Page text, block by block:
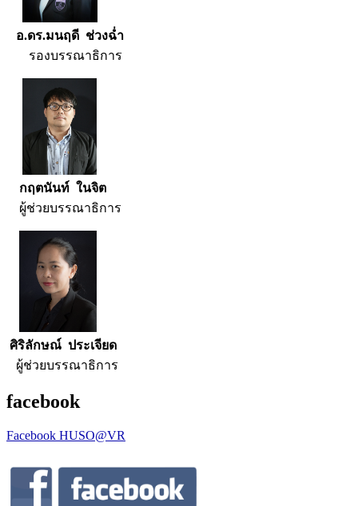
อ.ดร.มนฤดี ช่วงฉ่ำ
รองบรรณาธิการ
กฤตนันท์ ในจิต
ผู้ช่วยบรรณาธิการ
ศิริลักษณ์ ประเจียด
ผู้ช่วยบรรณาธิการ
facebook
Facebook HUSO@VR